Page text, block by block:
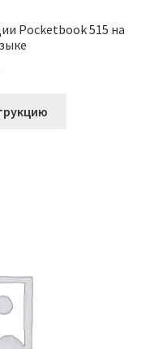
Pocketbook 515 на